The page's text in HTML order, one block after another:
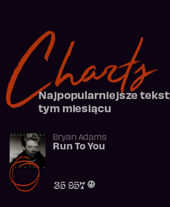
Charts
Najpopularniejsze
tym miesiącu
Bryan Adams
Run To You
35 957